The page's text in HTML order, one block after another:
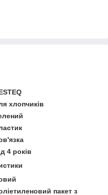
хлопчиків
4 років
пакет з